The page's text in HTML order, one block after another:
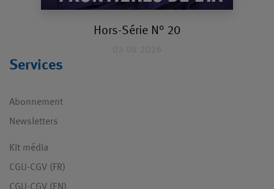
Hors-Série N° 20
Services
Abonnement
Newsletters
Kit média
CGU-CGV (FR)